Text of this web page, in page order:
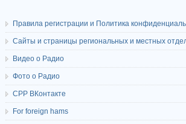
Правила регистрации и Политика
Сайты и страницы региональных и местных
Видео о Радио
Фото о Радио
СРР ВКонтакте
For foreign hams